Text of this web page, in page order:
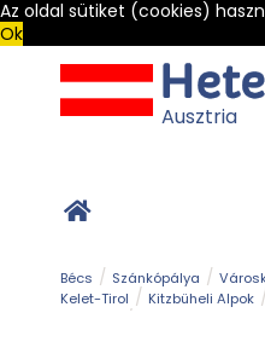
Az oldal sütiket (cookies)
Ok
Ausztria
Bécs Szánkópálya
Kelet-Tirol
Kitzbüheli Alpok